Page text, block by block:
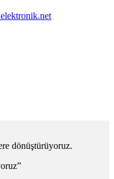
dönüştürüyoruz.